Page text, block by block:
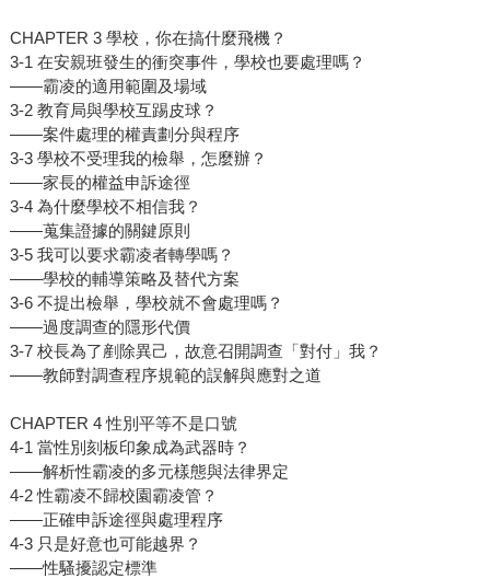
CHAPTER 3 學校，你在搞什麼飛機？
3-1 在安親班發生的衝突事件，學校也要處理嗎？
——霸凌的適用範圍及場域
3-2 教育局與學校互踢皮球？
——案件處理的權責劃分與程序
3-3 學校不受理我的檢舉，怎麼辦？
——家長的權益申訴途徑
3-4 為什麼學校不相信我？
——蒐集證據的關鍵原則
3-5 我可以要求霸凌者轉學嗎？
——學校的輔導策略及替代方案
3-6 不提出檢舉，學校就不會處理嗎？
——過度調查的隱形代價
3-7 校長為了剷除異己，故意召開調查「對付」我？
——教師對調查程序規範的誤解與應對之道
CHAPTER 4 性別平等不是口號
4-1 當性別刻板印象成為武器時？
——解析性霸凌的多元樣態與法律界定
4-2 性霸凌不歸校園霸凌管？
——正確申訴途徑與處理程序
4-3 只是好意也可能越界？
——性騷擾認定標準